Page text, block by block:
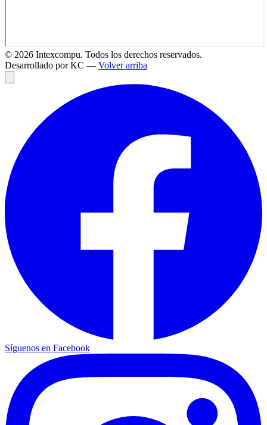
© 2026 Intexcompu. Todos los derechos reservados.
Desarrollado por KC — Volver arriba
Síguenos en Facebook